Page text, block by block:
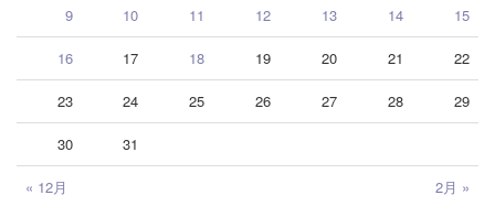
« 12月 2月 »
9 10 11 12 13 14 15
16 17 18 19 20 21 22
23 24 25 26 27 28 29
30 31